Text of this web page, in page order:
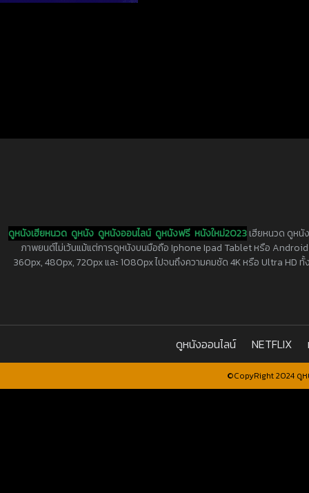
ดูหนังเฮียหนวด ดูหนัง ดูหนังออนไลน์ ดูหนังฟรี หนังใหม่2023เฮียหนวด ดูหนั
ภาพยนต์ไม่เว้นแม้แต่การดูหนังบนมือถือ Iphone Ipad Tablet หรือ
360px, 480px, 720px และ 1080px ไปจนถึงความคมชัด 4K หรือ Ultra HD
ดูหนังออนไลน์ NETFLIX
©CopyRight 2024 ดู